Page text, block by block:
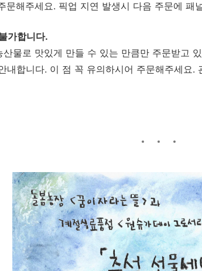
문해주세요. 픽업 지연 발생시 다음 주문에 패
가합니다.
물로 맛있게 만들 수 있는 만큼만 주문받고
내합니다. 이 점 꼭 유의하시어 주문해주세요